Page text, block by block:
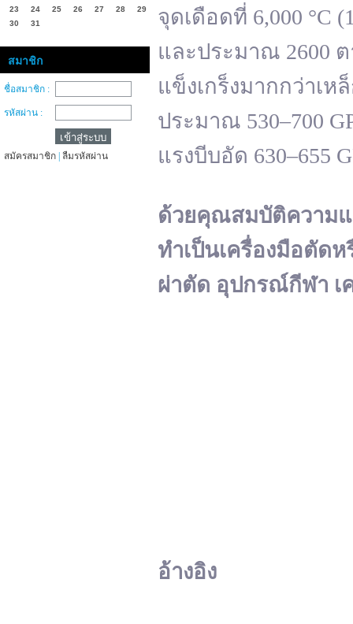
23
24 25 26 27 28
29
30
31
สมาชิก
ชื่อสมาชิก :
รหัสผ่าน :
สมัครสมาชิก ลืมรหัสผ่าน
จุดเดือดที่ 6,000 °C
และประมาณ 2600
แข็งเกร็งมากกว่าเ
ประมาณ 530–700
แรงบีบอัด 630–655
ด้วยคุณสมบัติความแ
ทำเป็นเครื่องมือตัดห
ผ่าตัด อุปกรณ์กีฬา เ
อ้างอิง